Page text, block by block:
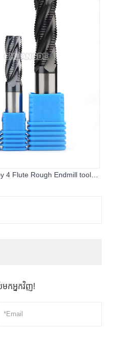
4 Flute Rough Endmill tool
កអ្នកវិញ!